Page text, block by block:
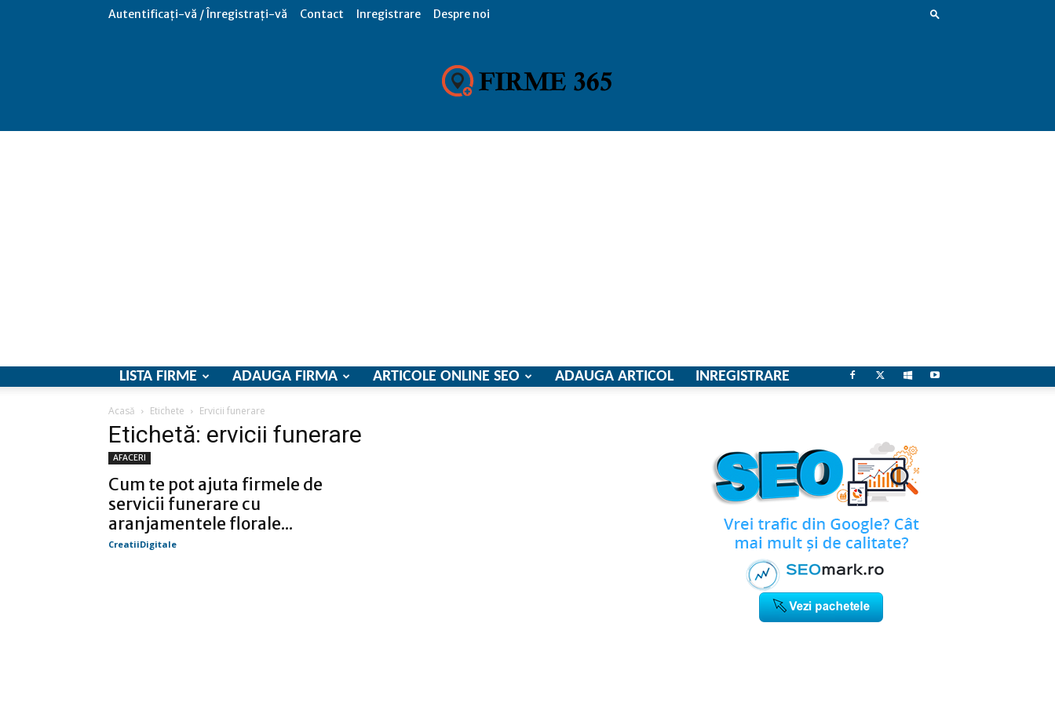
Autentificați-vă / Înregistrați-vă Contact Inregistrare Despre noi
LISTA FIRME ADAUGA FIRMA ARTICOLE ONLINE SEO ADAUGA ARTICOL INREGISTRARE
Acasă Etichete Ervicii funerare
Etichetă: ervicii funerare
AFACERI
Cum te pot ajuta firmele de
servicii funerare cu
aranjamentele florale...
CreatiiDigitale